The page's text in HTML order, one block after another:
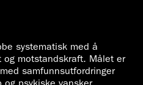
systematisk med å
og motstandskraft. Målet er
samfunnsutfordringer